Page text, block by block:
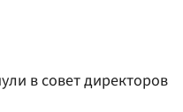
в совет директоров